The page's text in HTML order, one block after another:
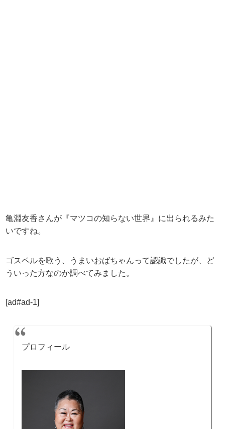
亀淵友香さんが『マツコの知らない世界』に出られるみた
いですね。
ゴスペルを歌う、うまいおばちゃんって認識でしたが、ど
ういった方なのか調べてみました。
[ad#ad-1]
プロフィール